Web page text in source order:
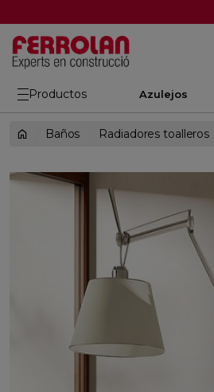
Productos Azulejos
Baños Radiadores toalleros